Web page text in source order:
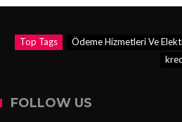
Top Tags Ödeme Hizmetleri Ve
FOLLOW US